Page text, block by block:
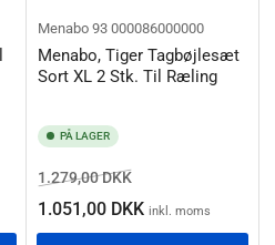
Menabo 93 000086000000
Menabo, Tiger Tagbøjlesæt
Sort XL 2 Stk. Til Ræling
PÅ LAGER
Normalpris
1.279,00 DKKSalgspris
1.051,00 DKK inkl. moms